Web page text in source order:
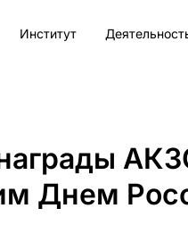
Институт
Днем